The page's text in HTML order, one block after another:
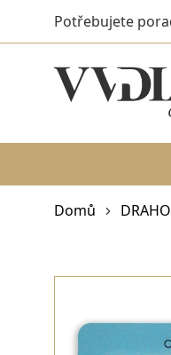
Potřebujete
Domů